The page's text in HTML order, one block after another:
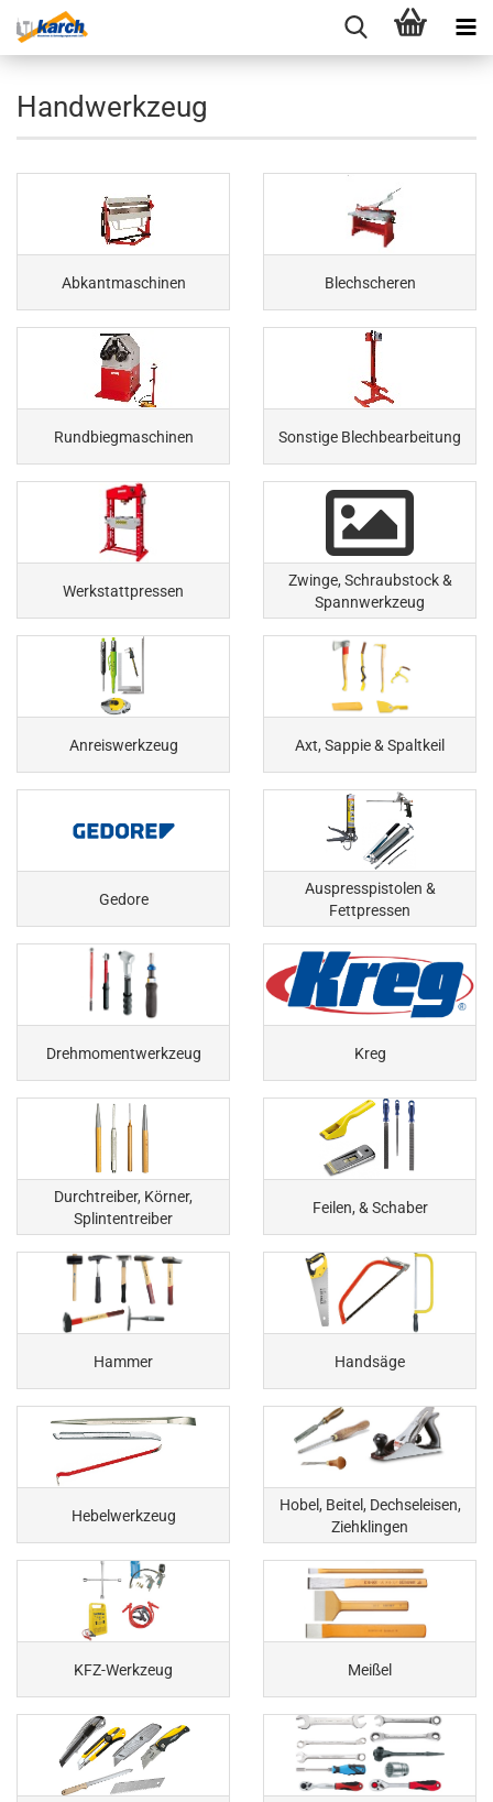
Handwerkzeug
Abkantmaschinen Blechscheren
Rundbiegmaschinen Sonstige Blechbearbeitung
Werkstattpressen
Zwinge, Schraubstock &
Spannwerkzeug
Anreiswerkzeug Axt, Sappie & Spaltkeil
Gedore
Auspresspistolen &
Fettpressen
Drehmomentwerkzeug Kreg
Durchtreiber, Körner,
Splintentreiber
Feilen, & Schaber
Hammer Handsäge
Hebelwerkzeug
Hobel, Beitel, Dechseleisen,
Ziehklingen
KFZ-Werkzeug Meißel